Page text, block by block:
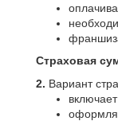
Страховая
2. Вариант